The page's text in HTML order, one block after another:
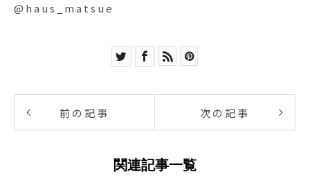
@haus_matsue
前の記事 次の記事
関連記事一覧